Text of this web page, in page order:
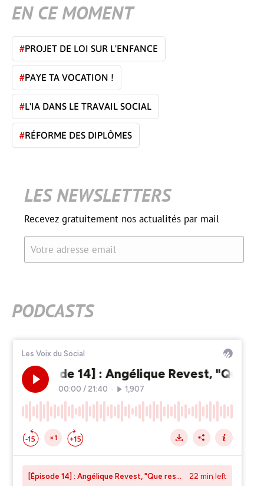
EN CE MOMENT
#PROJET DE LOI SUR L'ENFANCE
#PAYE TA VOCATION !
#L'IA DANS LE TRAVAIL SOCIAL
#RÉFORME DES DIPLÔMES
LES NEWSLETTERS
Recevez gratuitement nos actualités par mail
Votre adresse email
PODCASTS